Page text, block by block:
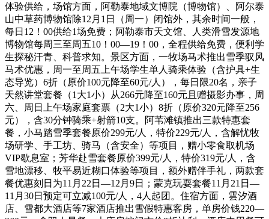
体验供给，场馆方面，阿勒泰地域文博院（博物馆）、阿尔泰
山中草药博物馆除12月1日（周一）闭馆外，其余时间一般，
每日12！00供给1场免费；阿勒泰市天文馆、人类滑雪发源地
博物馆每周三至周五10！00—19！00，全程供给免费，便利学
生探秘汗青、科普求知。景区方面，一牧场马术推出雪季驭风
马术优惠，周一至周五上午场学生单人骑乘体验（含护具+生
态导览）6折（原价100元降至60元/人），每日限20名，亲子
天然讲堂套餐（1大1小）从266元降至160元且赠摄影办事，周
六、周日上午场家庭套票（2大1小）8折（原价320元降至256
元），含30分钟骑乘+射箭10支。阿苇滩镇推出三款特惠套
餐，小马踏雪季套餐原价299元/人，特价229元/人，含解忧牧
场研学、手工坊、骑马（含安全）等项目，赠小零食取机场
VIP歇息室；芳华赴雪套餐原价399元/人，特价319元/人，含
雪地漂移、牧平易近糊口体验等项目，额外赠伴手礼，两款套
餐优惠刻日为11月22日—12月9日；蒙克玩耍套餐11月21日—
11月30日预定可立减100元/人，4人起团。住宿方面，雲汐酒
店、雪都大酒店等7家酒店推出雪假特惠客房，单房价钱220—